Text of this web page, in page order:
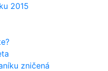
2015
zničená